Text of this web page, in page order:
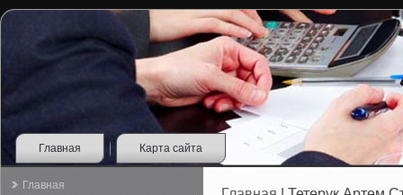
Главная Карта сайта
Главная